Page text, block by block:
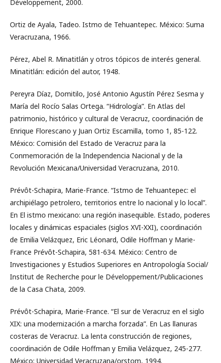
Développement, 2000.
Ortiz de Ayala, Tadeo. Istmo de Tehuantepec. México: Suma
Veracruzana, 1966.
Pérez, Abel R. Minatitlán y otros tópicos de interés general.
Minatitlán: edición del autor, 1948.
Pereyra Díaz, Domitilo, José Antonio Agustín Pérez Sesma y
María del Rocío Salas Ortega. “Hidrología”. En Atlas del
patrimonio, histórico y cultural de Veracruz, coordinación de
Enrique Florescano y Juan Ortiz Escamilla, tomo 1, 85-122.
México: Comisión del Estado de Veracruz para la
Conmemoración de la Independencia Nacional y de la
Revolución Mexicana/Universidad Veracruzana, 2010.
Prévôt-Schapira, Marie-France. “Istmo de Tehuantepec: el
archipiélago petrolero, territorios entre lo nacional y lo local”.
En El istmo mexicano: una región inasequible. Estado, poderes
locales y dinámicas espaciales (siglos XVI-XXI), coordinación
de Emilia Velázquez, Eric Léonard, Odile Hoffman y Marie-
France Prévôt-Schapira, 581-634. México: Centro de
Investigaciones y Estudios Superiores en Antropología Social/
Institut de Recherche pour le Développement/Publicaciones
de la Casa Chata, 2009.
Prévôt-Schapira, Marie-France. “El sur de Veracruz en el siglo
XIX: una modernización a marcha forzada”. En Las llanuras
costeras de Veracruz. La lenta construcción de regiones,
coordinación de Odile Hoffman y Emilia Velázquez, 245-277.
México: Universidad Veracruzana/orstom, 1994.